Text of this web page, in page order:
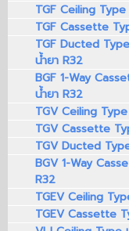
TGF Ceiling
TGF Cassette
TGF Ducted
น้ำยา R32
BGF 1-Way
น้ำยา R32
TGV Ceiling
TGV Cassette
TGV Ducted
BGV 1-Way
R32
TGEV Ceiling
TGEV Cassette